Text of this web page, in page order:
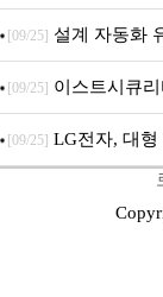
5600MHz 16GB 출
[09/25] 설계 자동화
무상 배포
[09/25] 이스트시큐
세대 AI 보안 플랫
[09/25] LG전자, 대형